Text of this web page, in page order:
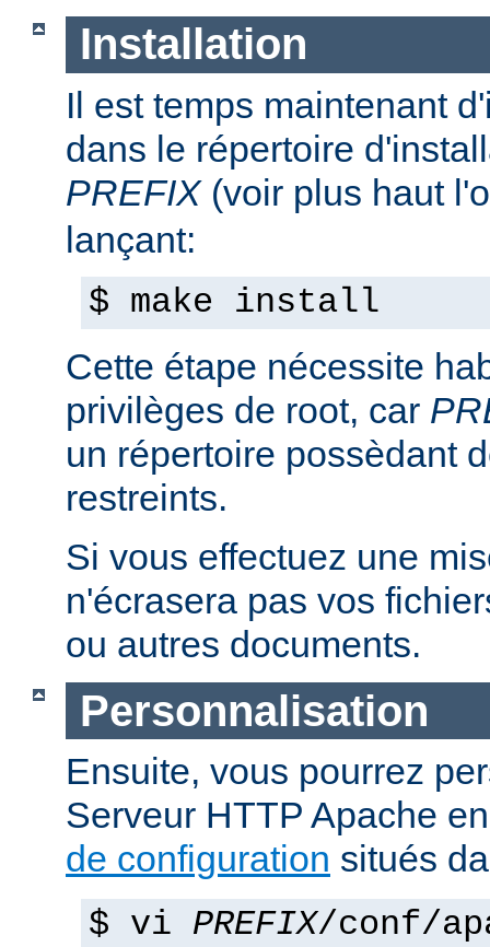
Installation
Il est temps maintenant
dans le répertoire
PREFIX(voir plus haut
lançant:
$ make install
Cette étape nécessite
privilèges de root, car
un répertoire possèdant
restreints.
Si vous effectuez une
n'écrasera pas vos
ou autres documents.
Personnalisation
Ensuite, vous pourrez
Serveur HTTP Apache
de configuration situés
$ vi PREFIX/conf/